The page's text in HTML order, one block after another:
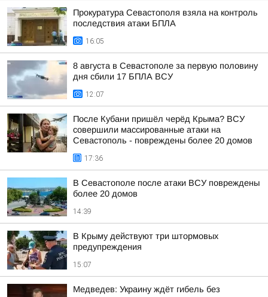
Прокуратура Севастополя взяла на контроль
последствия атаки БПЛА
16:05
8 августа в Севастополе за первую половину
дня сбили 17 БПЛА ВСУ
12:07
После Кубани пришёл черёд Крыма? ВСУ
совершили массированные атаки на
Севастополь - повреждены более 20 домов
17:36
В Севастополе после атаки ВСУ повреждены
более 20 домов
14:39
В Крыму действуют три штормовых
предупреждения
15:07
Медведев: Украину ждёт гибель без